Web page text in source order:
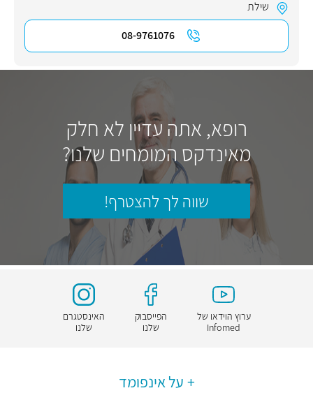
שילת
08-9761076
רופא, אתה עדיין לא חלק
מאינדקס המומחים שלנו?
שווה לך להצטרף!
ערוץ הוידאו של
Infomed
הפייסבוק
שלנו
האינסטגרם
שלנו
על אינפומד